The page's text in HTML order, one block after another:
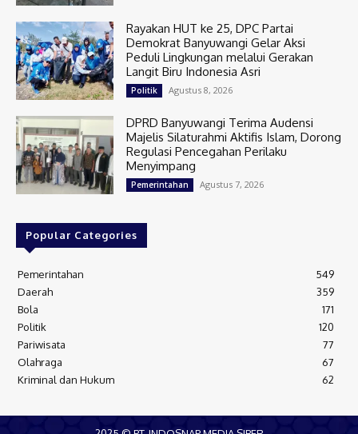
Rayakan HUT ke 25, DPC Partai
Demokrat Banyuwangi Gelar Aksi
Peduli Lingkungan melalui Gerakan
Langit Biru Indonesia Asri
Politik Agustus 8, 2026
DPRD Banyuwangi Terima Audensi
Majelis Silaturahmi Aktifis Islam, Dorong
Regulasi Pencegahan Perilaku
Menyimpang
Pemerintahan Agustus 7, 2026
Popular Categories
Pemerintahan
549
Daerah
359
Bola
171
Politik
120
Pariwisata
77
Olahraga
67
Kriminal dan Hukum
62